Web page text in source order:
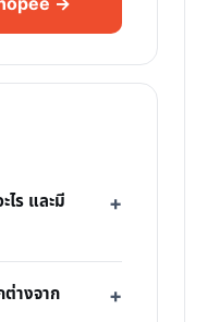
ร และมี
างจาก